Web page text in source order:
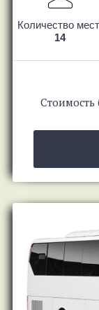
Количество
14
Стоимость